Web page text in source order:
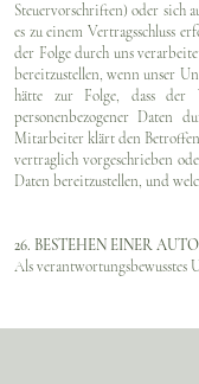
Steuervorschriften) oder sich
es zu einem Vertragsschluss
der Folge durch uns
bereitzustellen, wenn unser
hätte zur Folge, dass der
personenbezogener Daten
Mitarbeiter klärt den
vertraglich vorgeschrieben
Daten bereitzustellen, und
26. BESTEHEN EINER
Als